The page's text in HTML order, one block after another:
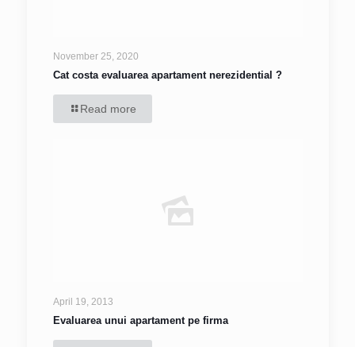
November 25, 2020
Cat costa evaluarea apartament nerezidential ?
Read more
April 19, 2013
Evaluarea unui apartament pe firma